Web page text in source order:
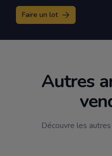
Faire un lot
Autres
Découvre les